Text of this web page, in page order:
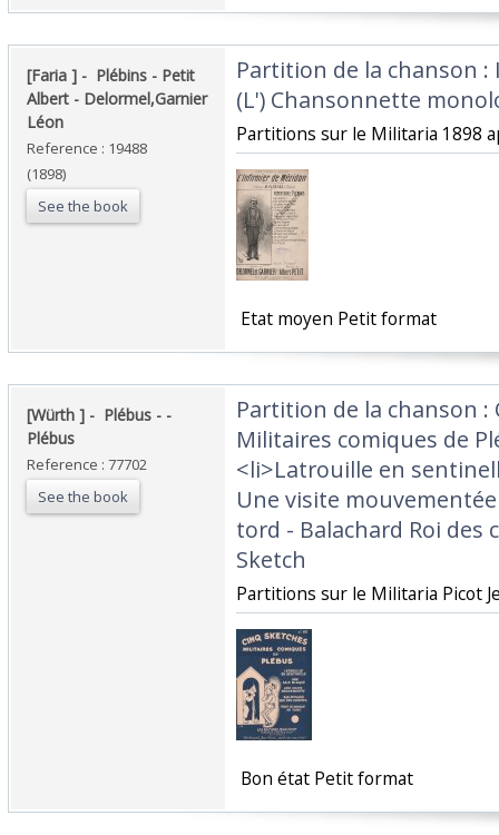
‎[Faria ] - ‎ ‎Plébins - Petit
Albert - Delormel,Garnier
Léon‎
Reference : 19488
(1898)
See the book
‎Partition de la chanson
(L') Chansonnette
‎Partitions sur le Militaria 1898
‎ Etat moyen Petit format ‎
‎[Würth ] - ‎ ‎Plébus - -
Plébus‎
Reference : 77702
See the book
‎Partition de la chanson :
Militaires comiques de
<li>Latrouille en
Une visite
tord - Balachard Roi
Sketch ‎
‎Partitions sur le Militaria Picot
‎ Bon état Petit format ‎